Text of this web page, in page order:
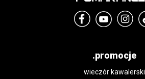
.promocje
wieczór kawalerski